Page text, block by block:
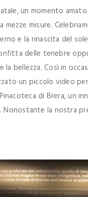
un momento
misure.
e la rinascita del
delle tenebre
la bellezza. Così in
un piccolo video
di Brera, un
Nonostante la nostra